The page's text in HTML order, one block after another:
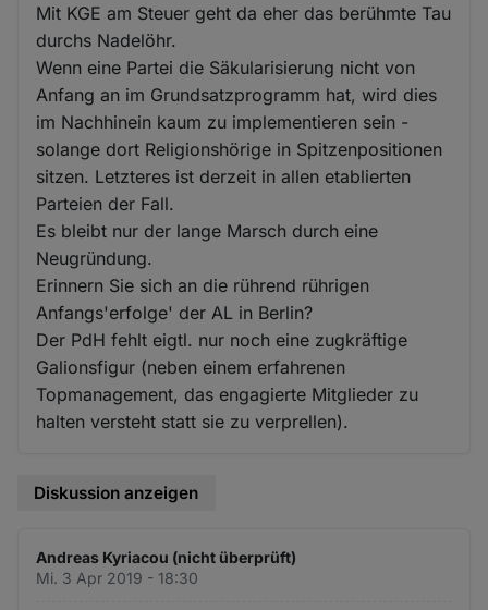
Mit KGE am Steuer geht da eher das berühmte Tau
durchs Nadelöhr.
Wenn eine Partei die Säkularisierung nicht von
Anfang an im Grundsatzprogramm hat, wird dies
im Nachhinein kaum zu implementieren sein -
solange dort Religionshörige in Spitzenpositionen
sitzen. Letzteres ist derzeit in allen etablierten
Parteien der Fall.
Es bleibt nur der lange Marsch durch eine
Neugründung.
Erinnern Sie sich an die rührend rührigen
Anfangs'erfolge' der AL in Berlin?
Der PdH fehlt eigtl. nur noch eine zugkräftige
Galionsfigur (neben einem erfahrenen
Topmanagement, das engagierte Mitglieder zu
halten versteht statt sie zu verprellen).
Diskussion anzeigen
Andreas Kyriacou (nicht überprüft)
Mi. 3 Apr 2019 - 18:30